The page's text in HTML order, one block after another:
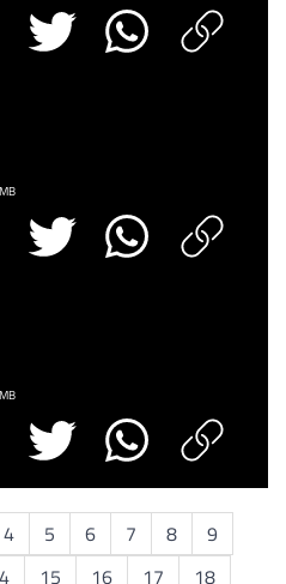
4 5 6 7 8
9
15 16 17 18